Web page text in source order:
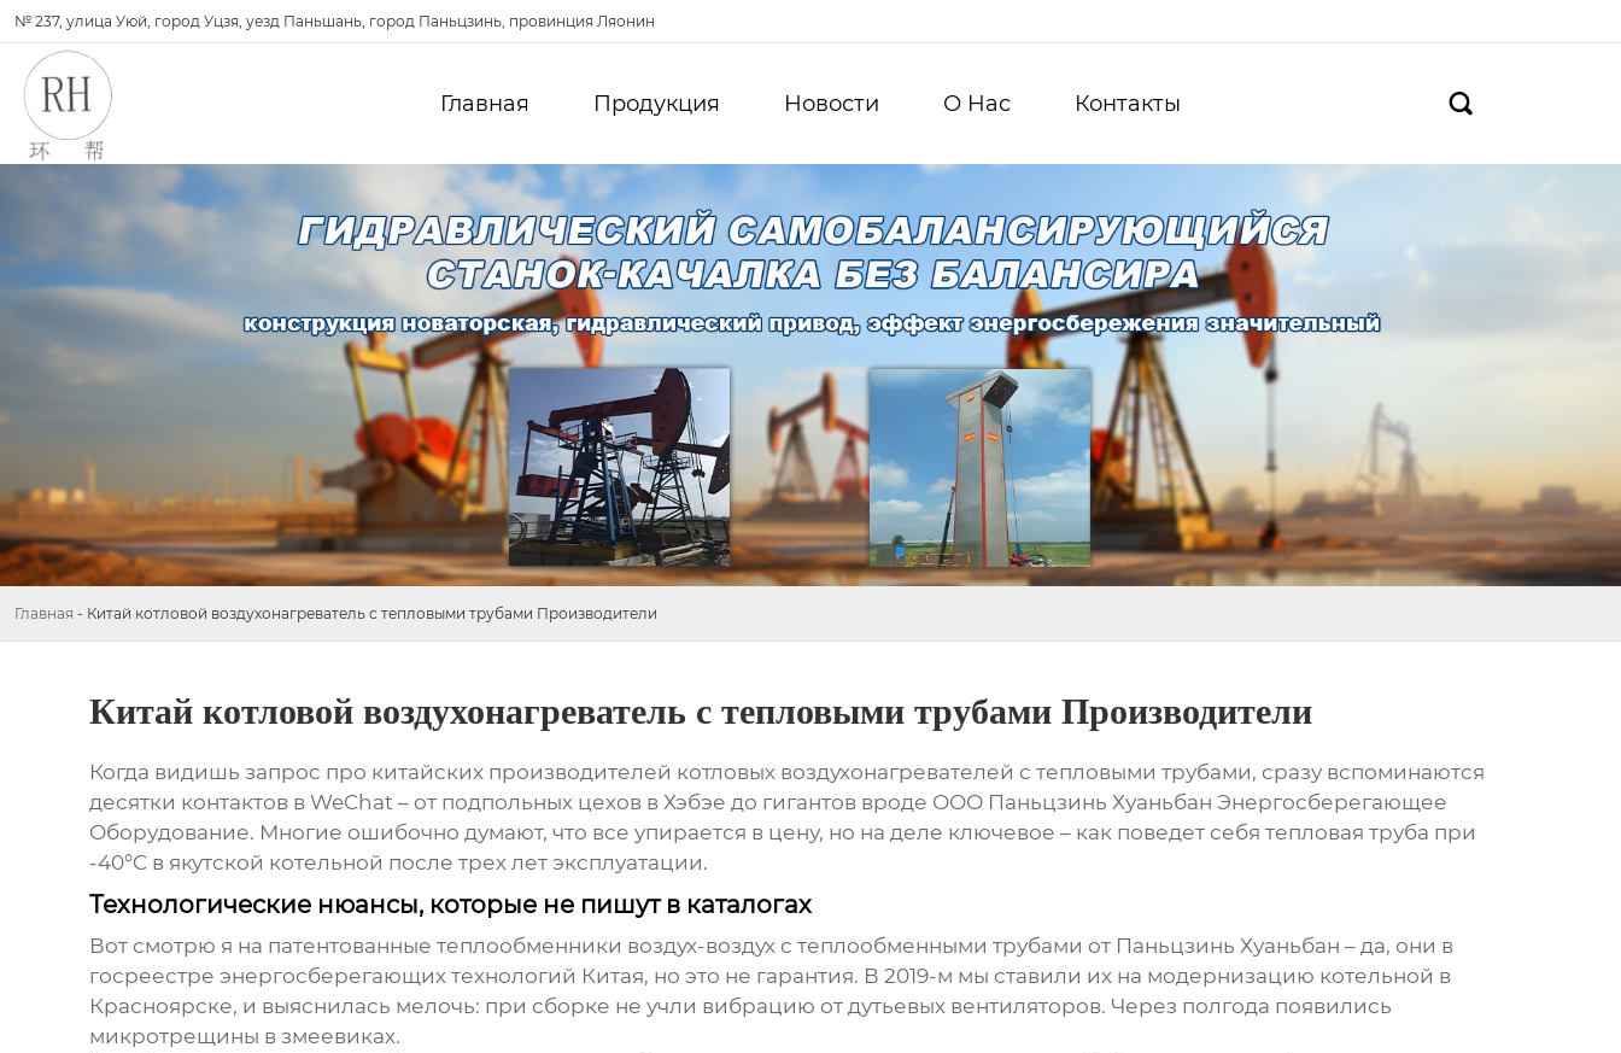
№ 237, улица Уюй, город Уцзя, уезд Паньшань, город Паньцзинь, провинция Ляонин
Главная Продукция Новости О Hас Контакты 
Главная - Китай котловой воздухонагреватель с тепловыми трубами Производители
Китай котловой воздухонагреватель с тепловыми трубами Производители
Когда видишь запрос про китайских производителей котловых воздухонагревателей с тепловыми трубами, сразу вспоминаются
десятки контактов в WeChat – от подпольных цехов в Хэбэе до гигантов вроде ООО Паньцзинь Хуаньбан Энергосберегающее
Оборудование. Многие ошибочно думают, что все упирается в цену, но на деле ключевое – как поведет себя тепловая труба при
-40°C в якутской котельной после трех лет эксплуатации.
Технологические нюансы, которые не пишут в каталогах
Вот смотрю я на патентованные теплообменники воздух-воздух с теплообменными трубами от Паньцзинь Хуаньбан – да, они в
госреестре энергосберегающих технологий Китая, но это не гарантия. В 2019-м мы ставили их на модернизацию котельной в
Красноярске, и выяснилась мелочь: при сборке не учли вибрацию от дутьевых вентиляторов. Через полгода появились
микротрещины в змеевиках.